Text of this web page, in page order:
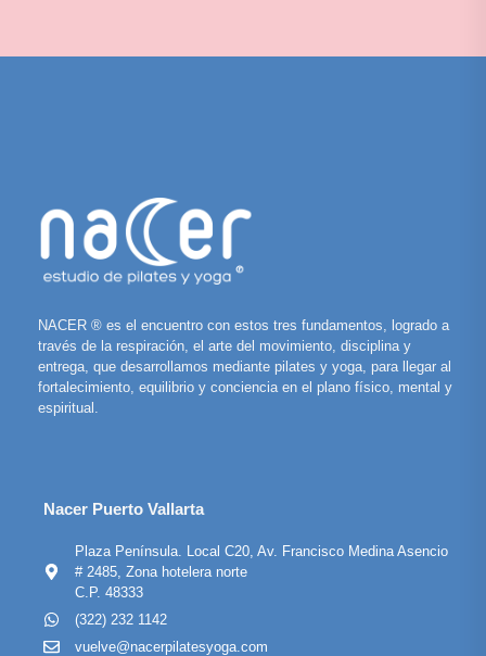
NACER ® es el encuentro con estos tres fundamentos, logrado a
través de la respiración, el arte del movimiento, disciplina y
entrega, que desarrollamos mediante pilates y yoga, para llegar al
fortalecimiento, equilibrio y conciencia en el plano físico, mental y
espiritual.
Nacer Puerto Vallarta
Plaza Península. Local C20, Av. Francisco Medina Asencio
# 2485, Zona hotelera norte
C.P. 48333
(322) 232 1142
vuelve@nacerpilatesyoga.com